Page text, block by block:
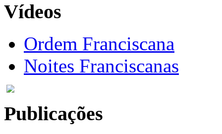
Vídeos
Ordem Franciscana
Noites Franciscanas
Publicações